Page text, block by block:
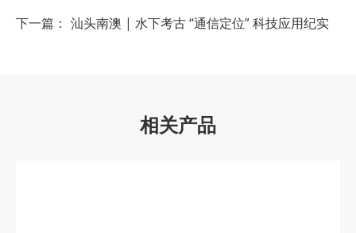
下一篇： 汕头南澳 | 水下考古 “通信定位” 科技应用纪实
相关产品